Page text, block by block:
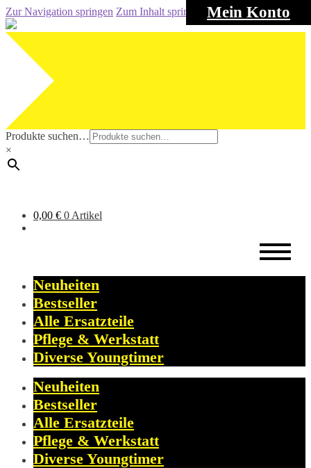
Mein Konto
Zur Navigation springen Zum Inhalt springen
Produkte suchen…
×
0,00 € 0 Artikel
Neuheiten
Bestseller
Alle Ersatzteile
Pflege & Werkstatt
Diverse Youngtimer
Neuheiten
Bestseller
Alle Ersatzteile
Pflege & Werkstatt
Diverse Youngtimer